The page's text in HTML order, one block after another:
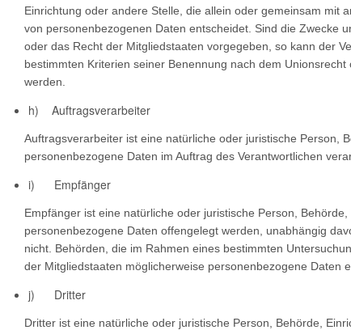
Einrichtung oder andere Stelle, die allein oder gemeinsam mit
von personenbezogenen Daten entscheidet. Sind die Zwecke
oder das Recht der Mitgliedstaaten vorgegeben, so kann der
bestimmten Kriterien seiner Benennung nach dem
werden.
h) Auftragsverarbeiter
Auftragsverarbeiter ist eine natürliche oder juristische Person,
personenbezogene Daten im Auftrag des Verantwortlichen
i) Empfänger
Empfänger ist eine natürliche oder juristische Person,
personenbezogene Daten offengelegt werden, unabhängig
nicht. Behörden, die im Rahmen eines bestimmten
der Mitgliedstaaten möglicherweise personenbezogene Daten
j) Dritter
Dritter ist eine natürliche oder juristische Person, Behörde,